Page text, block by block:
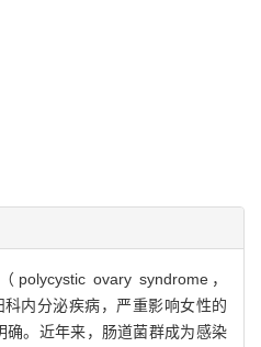
ovary syndrome，
内分泌疾病，严重影响女性的
确。近年来，肠道菌群成为感染